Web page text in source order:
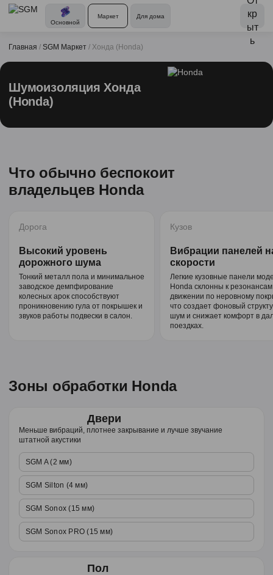
Основной
Маркет Для дома
Главная / SGM Маркет / Хонда (Honda)
Шумоизоляция Хонда
(Honda)
Что обычно беспокоит
владельцев Honda
Дорога
Высокий уровень
дорожного шума
Тонкий металл пола и минимальное
заводское демпфирование
колесных арок способствуют
проникновению гула от покрышек и
звуков работы подвески в салон.
Кузов
Вибрации панелей
скорости
Легкие кузовные панели
Honda склонны к
движении по неровному
что создает фоновый
шум и снижает комфорт в
поездках.
Зоны обработки Honda
Двери
Меньше вибраций, плотнее закрывание и лучше звучание
штатной акустики
SGM A (2 мм)
SGM Silton (4 мм)
SGM Sonox (15 мм)
SGM Sonox PRO (15 мм)
Пол